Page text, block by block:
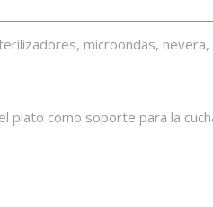
microondas, nevera,
plato como soporte para la